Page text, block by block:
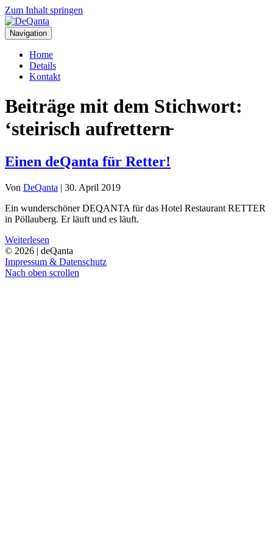
Zum Inhalt springen
Navigation
Home
Details
Kontakt
Beiträge mit dem Stichwort:
‘steirisch aufrettern̵
Einen deQanta für Retter!
Von DeQanta | 30. April 2019
Ein wunderschöner DEQANTA für das Hotel Restaurant RETTER
in Pöllauberg. Er läuft und es läuft.
Weiterlesen
© 2026 | deQanta
Impressum & Datenschutz
Nach oben scrollen